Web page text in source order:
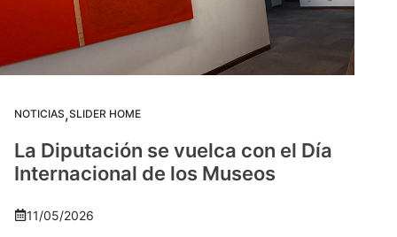
NOTICIAS,SLIDER HOME
La Diputación se vuelca con el Día
Internacional de los Museos
11/05/2026